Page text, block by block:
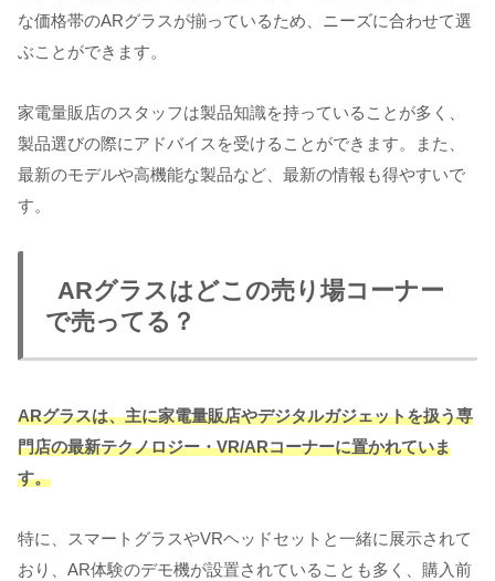
な価格帯のARグラスが揃っているため、ニーズに合わせて選
ぶことができます。
家電量販店のスタッフは製品知識を持っていることが多く、
製品選びの際にアドバイスを受けることができます。また、
最新のモデルや高機能な製品など、最新の情報も得やすいで
す。
ARグラスはどこの売り場コーナー
で売ってる？
ARグラスは、主に家電量販店やデジタルガジェットを扱う専
門店の最新テクノロジー・VR/ARコーナーに置かれていま
す。
特に、スマートグラスやVRヘッドセットと一緒に展示されて
おり、AR体験のデモ機が設置されていることも多く、購入前